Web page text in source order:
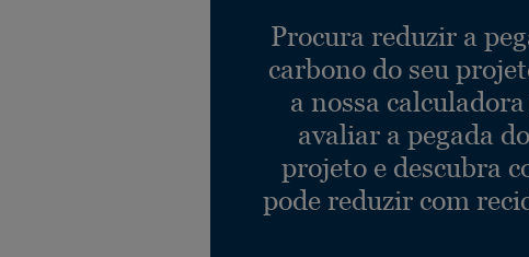
Procura reduzir a
carbono do seu
a nossa
avaliar a pegada
projeto e descubra
pode reduzir com